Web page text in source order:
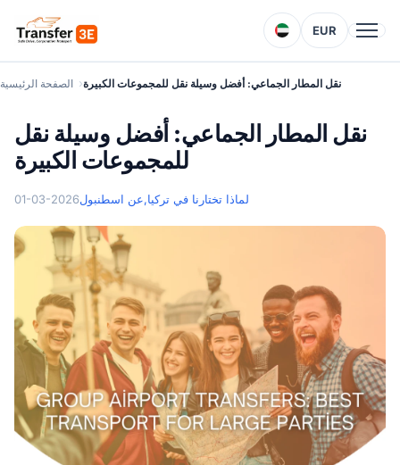
EUR
الصفحة الرئيسية نقل المطار الجماعي: أفضل وسيلة نقل للمجموعات الكبيرة
نقل المطار الجماعي: أفضل وسيلة نقل
للمجموعات الكبيرة
01-03-2026 عن اسطنبول,لماذا تختارنا في تركيا